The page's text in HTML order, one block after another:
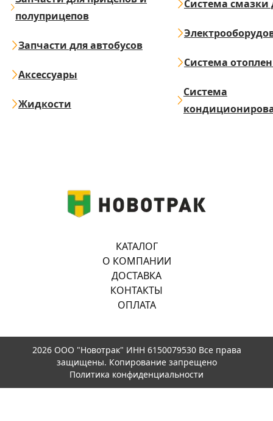
полуприцепов
Запчасти для автобусов
Аксессуары
Жидкости
Система смазки
Система
Система
КАТАЛОГ
О КОМПАНИИ
ДОСТАВКА
КОНТАКТЫ
ОПЛАТА
2026 ООО "Новотрак" ИНН 6150079530 Все права
защищены. Копирование запрещено
Политика конфиденциальности